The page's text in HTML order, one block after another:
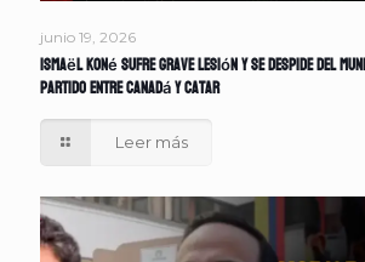
junio 19, 2026
Ismaël Koné sufre grave lesión y se despide del
partido entre Canadá y Catar
Leer más